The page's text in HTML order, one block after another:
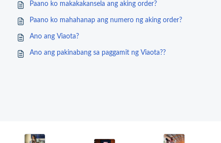
Paano ko makakakansela ang aking order?
Paano ko mahahanap ang numero ng aking order?
Ano ang Viaota?
Ano ang pakinabang sa paggamit ng Viaota??